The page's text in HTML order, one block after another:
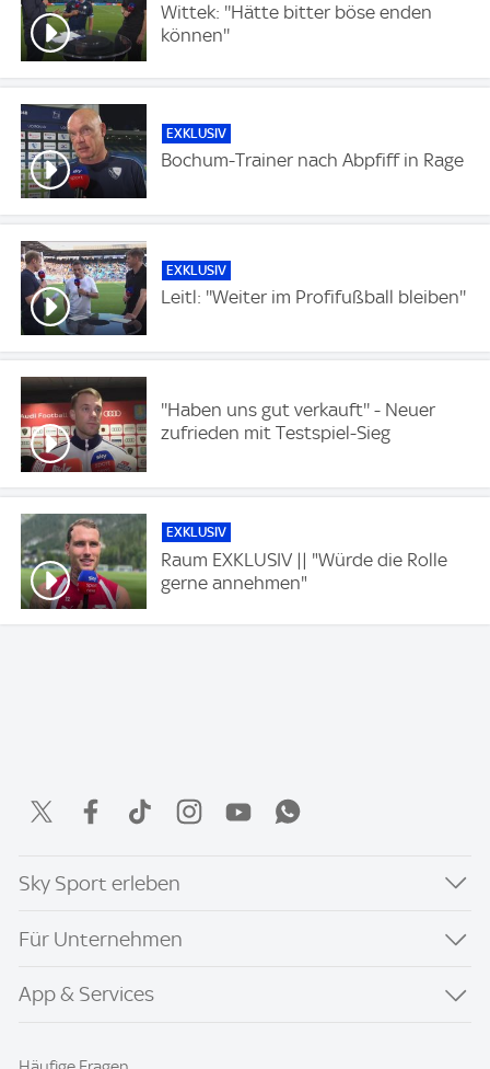
Wittek: ''Hätte bitter böse enden
können''
EXKLUSIV
Bochum-Trainer nach Abpfiff in Rage
EXKLUSIV
Leitl: ''Weiter im Profifußball bleiben''
''Haben uns gut verkauft'' - Neuer
zufrieden mit Testspiel-Sieg
EXKLUSIV
Raum EXKLUSIV || "Würde die Rolle
gerne annehmen"
Sky Sport erleben
Für Unternehmen
App & Services